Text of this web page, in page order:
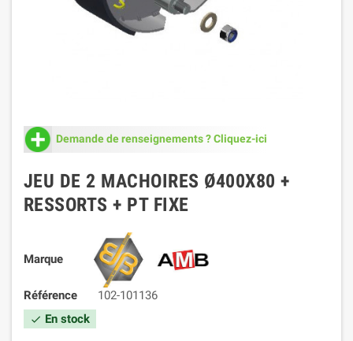
Demande de renseignements ? Cliquez-ici
JEU DE 2 MACHOIRES Ø400X80 +
RESSORTS + PT FIXE
Marque
Référence 102-101136
check En stock